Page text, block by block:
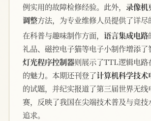
例实用的故障检修经验。此外， 录像机
调整方法，为专业维修人员提供了详尽
在科普与趣味制作方面， 语言集成电路
礼品、磁控电子猫等电子小制作增添了
灯光程序控制器则展示了TTL逻辑电路
的魅力。本期还刊登了计算机科学技术
的试题，并纪实报道了第三届世界无线
赛，反映了我国在尖端技术普及与竞技
追求。